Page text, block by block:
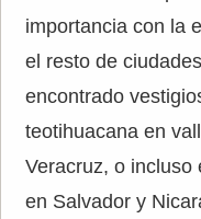
importancia con la
el resto de
encontrado
teotihuacana en
Veracruz, o incluso
en Salvador y